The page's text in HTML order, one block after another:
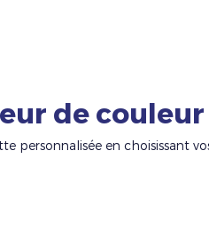
de couleur
personnalisée en choisissant